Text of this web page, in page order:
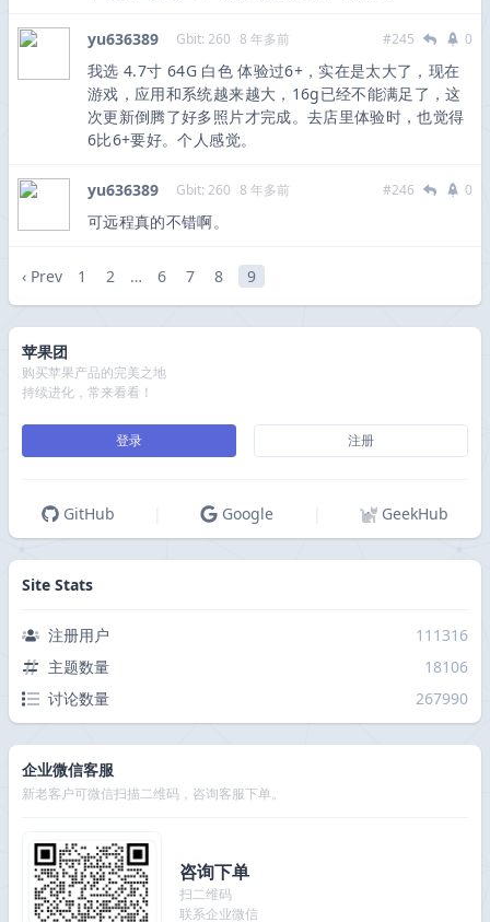
yu636389 Gbit: 260 8 年多前 #245 0
我选 4.7寸 64G 白色 体验过6+，实在是太大了，现在
游戏，应用和系统越来越大，16g已经不能满足了，这
次更新倒腾了好多照片才完成。去店里体验时，也觉得
6比6+要好。个人感觉。
yu636389 Gbit: 260 8 年多前 #246 0
可远程真的不错啊。
‹ Prev 1 2 … 6 7 8 9
苹果团
购买苹果产品的完美之地
持续进化，常来看看！
登录 注册
GitHub Google GeekHub
Site Stats
注册用户
111316
主题数量
18106
讨论数量
267990
企业微信客服
新老客户可微信扫描二维码，咨询客服下单。
咨询下单
扫二维码
联系企业微信